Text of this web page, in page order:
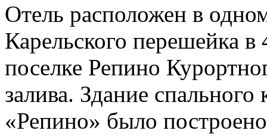
Отель расположен в
Карельского перешейка
поселке Репино
залива. Здание
«Репино» было